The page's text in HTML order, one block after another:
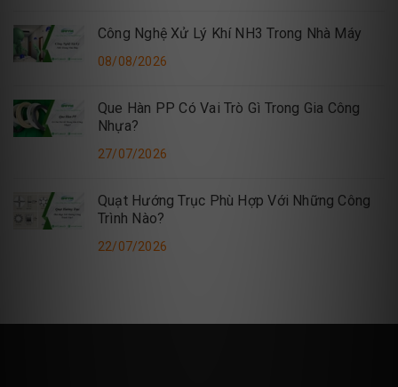
Công Nghệ Xử Lý Khí NH3 Trong Nhà Máy
08/08/2026
Que Hàn PP Có Vai Trò Gì Trong Gia Công
Nhựa?
27/07/2026
Quạt Hướng Trục Phù Hợp Với Những Công
Trình Nào?
22/07/2026